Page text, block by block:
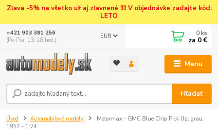
Zľava -5% na všetko už aj zľavnené !!!! V objednávke zadajte kód:
LETO
Menu
EUR
Hľadať
+421 903 381 256
(Po-Pia, 13-18 hod.)
0 ks
za 0 €
Úvod Automobilové modely
Motormax - GMC Blue Chip Pick Up, grau,
1957 - 1:24